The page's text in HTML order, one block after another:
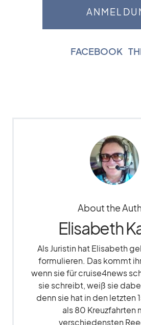
FACEBOOK
About the
Elisabeth
Als Juristin hat Elisabeth
formulieren. Das kommt
wenn sie für cruise4news
sie schreibt, weiß sie
denn sie hat in den letzten
als 80 Kreuzfahrten
verschiedensten